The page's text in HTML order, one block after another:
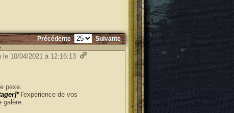
Précédente Suivante
le 10/04/2021 à 12:16:13
pexe.
l'expérience de vos
galère.